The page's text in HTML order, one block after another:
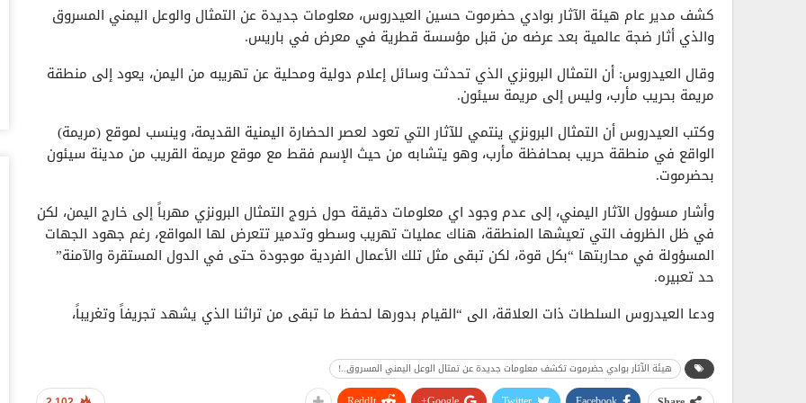
كشف مدير عام هيئة الآثار بوادي حضرموت حسين العيدروس، معلومات جديدة عن التمثال والوعل اليمني المسروق
والذي أثار ضجة عالمية بعد عرضه من قبل مؤسسة قطرية في معرض في باريس.
وقال العيدروس: أن التمثال البرونزي الذي تحدثت وسائل إعلام دولية ومحلية عن تهريبه من اليمن، يعود إلى منطقة
مريمة بحريب مأرب، وليس إلى مريمة سيئون.
وكتب العيدروس أن التمثال البرونزي ينتمي للآثار التي تعود لعصر الحضارة اليمنية القديمة، وينسب لموقع (مريمة)
الواقع في منطقة حريب بمحافظة مأرب، وهو يتشابه من حيث الإسم فقط مع موقع مريمة القريب من مدينة سيئون
بحضرموت.
وأشار مسؤول الآثار اليمني، إلى عدم وجود اي معلومات دقيقة حول خروج التمثال البرونزي مهرباً إلى خارج اليمن، لكن
في ظل الظروف التي تعيشها المنطقة، هناك عمليات تهريب وسطو وتدمير تتعرض لها المواقع، رغم جهود الجهات
المسؤولة في محاربتها “بكل قوة، لكن تبقى مثل تلك الأعمال الفردية موجودة حتى في الدول المستقرة والآمنة”
حد تعبيره.
ودعا العيدروس السلطات ذات العلاقة، الى “القيام بدورها لحفظ ما تبقى من تراثنا الذي يشهد تجريفاً وتغريباً،
وكانت قناة فرنسية، كشفت ظهور تمثال قديم بين آثار اليمن الموثقة في أحد المتاحف العالمية وتم عرضه على أنه
يتبع أمير قطر السابق.
هيئة الآثار بوادي حضرموت تكشف معلومات جديدة عن تمثال الوعل اليمني المسروق..!